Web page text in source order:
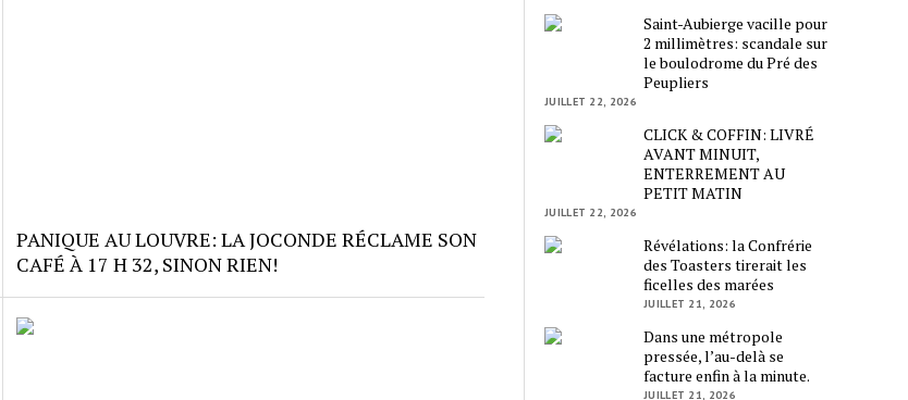
PANIQUE AU LOUVRE: LA JOCONDE RÉCLAME SON
CAFÉ À 17 H 32, SINON RIEN!
Saint-Aubierge vacille pour
2 millimètres: scandale sur
le boulodrome du Pré des
Peupliers
JUILLET 22, 2026
CLICK & COFFIN: LIVRÉ
AVANT MINUIT,
ENTERREMENT AU
PETIT MATIN
JUILLET 22, 2026
Révélations: la Confrérie
des Toasters tirerait les
ficelles des marées
JUILLET 21, 2026
Dans une métropole
pressée, l’au-delà se
facture enfin à la minute.
JUILLET 21, 2026